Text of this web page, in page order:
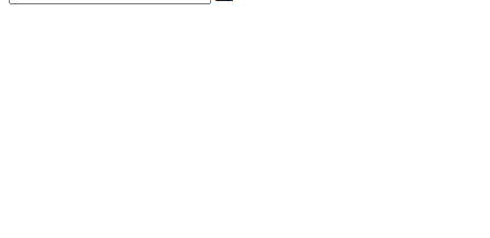
nach:
Suchen